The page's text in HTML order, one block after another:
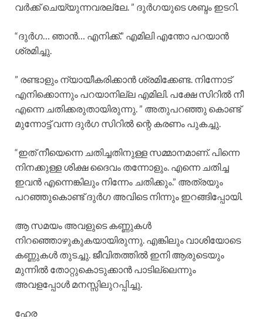
വർക്ക് ചെയ്യുന്നവരല്ലേ. ” ദുർഗയുടെ ശബ്ദം ഇടറി.
“ദുർഗ… ഞാൻ… എനിക്ക്.” എമിലി എന്തോ പറയാൻ
ശ്രമിച്ചു.
” രണ്ടാളും ന്യായീകരിക്കാൻ ശ്രമിക്കേണ്ട. നിന്നോട്
എനിക്കൊന്നും പറയാനില്ല എമിലി. പക്ഷേ സിറിൽ നീ
എന്നെ ചതിക്കരുതായിരുന്നു. ” അതുപറഞ്ഞു കൊണ്ട്
മുന്നോട്ട് വന്ന ദുർഗ സിറിൽ ന്റെ കരണം പുകച്ചു.
“ഇത് നീയെന്നെ ചതിച്ചതിനുള്ള സമ്മാനമാണ്. പിന്നെ
നിനക്കുള്ള ശിക്ഷ ദൈവം തന്നോളും. എന്നെ ചതിച്ച
ഇവൻ എന്നെങ്കിലും നിന്നേം ചതിക്കും.” അത്രയും
പറഞ്ഞുകൊണ്ട് ദുർഗ അവിടെ നിന്നും ഇറങ്ങിപ്പോയി.
ആ സമയം അവളുടെ കണ്ണുകൾ
നിറഞ്ഞൊഴുകുകയായിരുന്നു. എങ്കിലും വാശിയോടെ
കണ്ണുകൾ തുടച്ചു. ജീവിതത്തിൽ ഇനി ആരുടെയും
മുന്നിൽ തോറ്റുകൊടുക്കാൻ പാടില്ലെന്നും
അവളപ്പോൾ മനസ്സിലുറപ്പിച്ചു.
ഹേര